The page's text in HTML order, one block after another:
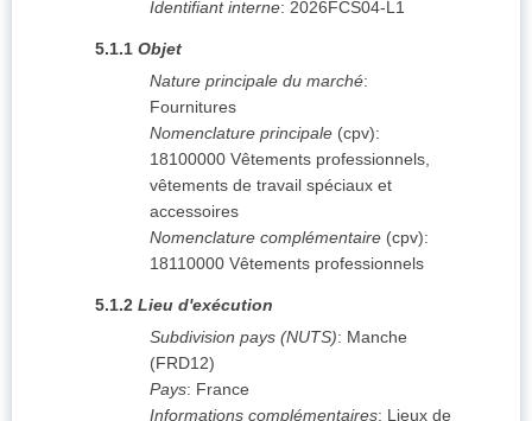
Identifiant interne: 2026FCS04-L1
5.1.1 Objet
Nature principale du marché:
Fournitures
Nomenclature principale (cpv):
18100000 Vêtements professionnels,
vêtements de travail spéciaux et
accessoires
Nomenclature complémentaire (cpv):
18110000 Vêtements professionnels
5.1.2 Lieu d'exécution
Subdivision pays (NUTS): Manche
(FRD12)
Pays: France
Informations complémentaires: Lieux de